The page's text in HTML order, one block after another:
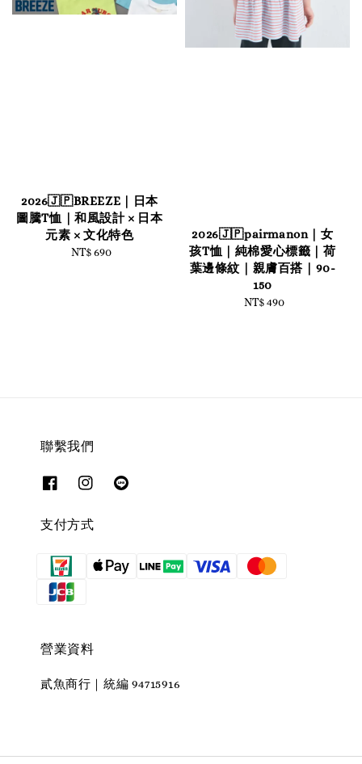
2026🇯🇵BREEZE｜日本
圖騰T恤｜和風設計 × 日本
元素 × 文化特色
Regular
NT$ 690
2026🇯🇵pairmanon｜女
孩T恤｜純棉愛心標籤｜荷
葉邊條紋｜親膚百搭｜90-
150
Regular
NT$ 490
聯繫我們
支付方式
營業資料
貳魚商行｜統編 94715916